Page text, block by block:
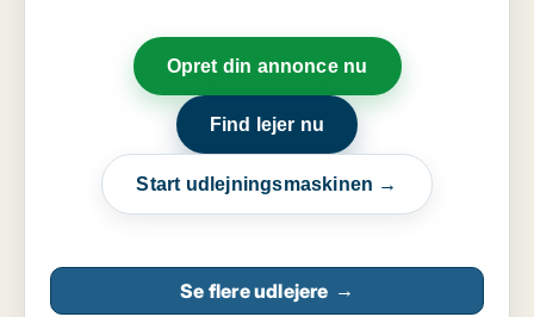
Opret din annonce nu
Find lejer nu
Start udlejningsmaskinen →
Se flere udlejere →